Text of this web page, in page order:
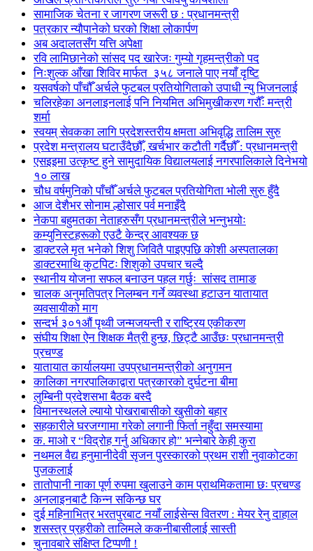
सामाजिक चेतना र जागरण जरूरी छ : प्रधानमन्त्री
पत्रकार न्यौपानेको घरको शिक्षा लोकार्पण
अब अदालतसँग यत्ति अपेक्षा
रवि लामिछानेको सांसद पद खारेजः गुम्यो गृहमन्त्रीको पद
निःशुल्क आँखा शिविर मार्फत ३५८ जनाले पाए नयाँ दृष्टि
यसवर्षको पाँचौँ अर्चले फुटबल प्रतियोगिताको उपाधी न्यु भिजनलाई
चलिरहेका अनलाइनलाई पनि नियमित अभिमुखीकरण गरौँः मन्त्री
शर्मा
स्वयम् सेवकका लागि प्रदेशस्तरीय क्षमता अभिवृद्धि तालिम सुरु
प्रदेश मन्त्रालय घटाउँदैछौँ, खर्चभार कटौती गर्दैछौँ : प्रधानमन्त्री
एसइइमा उत्कृष्ट हुने सामुदायिक विद्यालयलाई नगरपालिकाले दिनेभयो
१० लाख
चौध वर्षमुनिको पाँचौँ अर्चले फुटबल प्रतियोगिता भोली सुरु हुँदै
आज देशैभर सोनाम ल्होसार पर्व मनाइँदै
नेकपा बहुमतका नेताहरुसँग प्रधानमन्त्रीले भन्नुभयोः
कम्युनिस्टहरूको एउटै केन्द्र आवश्यक छ
डाक्टरले मृत भनेको शिशु जिवितै पाइएपछि कोशी अस्पतालका
डाक्टरमाथि कुटपिटः शिशुको उपचार चल्दै
स्थानीय योजना सफल बनाउन पहल गर्छुः सांसद तामाङ
चालक अनुमतिपत्र निलम्बन गर्ने व्यवस्था हटाउन यातायात
व्यवसायीको माग
सन्दर्भ ३०१औं पृथ्वी जन्मजयन्ती र राष्ट्रिय एकीकरण
संघीय शिक्षा ऐन शिक्षक मैत्री हुन्छ, छिट्टै आउँछः प्रधानमन्त्री
प्रचण्ड
यातायात कार्यालयमा उपप्रधानमन्त्रीको अनुगमन
कालिका नगरपालिकाद्वारा पत्रकारको दुर्घटना बीमा
लुम्बिनी प्रदेशसभा बैठक बस्दै
विमानस्थलले ल्यायो पोखराबासीको खुसीको बहार
सहकारीले घरजग्गामा गरेको लगानी फिर्ता नहुँदा समस्यामा
क. माओ र “विद्रोह गर्नु अधिकार हो” भन्नेबारे केही कुरा
नथमल वैद्य हनुमानीदेवी सृजन पुरस्कारको प्रथम राशी नुवाकोटका
पुजकलाई
तातोपानी नाका पूर्ण रुपमा खुलाउने काम प्राथमिकतामा छः प्रचण्ड
अनलाइनबाटै किन्न सकिन्छ घर
दुई महिनाभित्र भरतपुरबाट नयाँ लाईसेन्स वितरण : मेयर रेनु दाहाल
शसस्त्र प्रहरीको तालिमले ककनीबासीलाई सास्ती
चुनावबारे संक्षिप्त टिप्पणी !